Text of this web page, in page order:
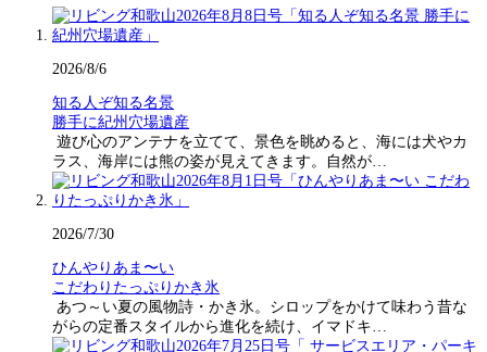
2026/8/6
知る人ぞ知る名景
勝手に紀州穴場遺産
遊び心のアンテナを立てて、景色を眺めると、海には犬やカ
ラス、海岸には熊の姿が見えてきます。自然が…
2026/7/30
ひんやりあま〜い
こだわりたっぷりかき氷
あつ～い夏の風物詩・かき氷。シロップをかけて味わう昔な
がらの定番スタイルから進化を続け、イマドキ…